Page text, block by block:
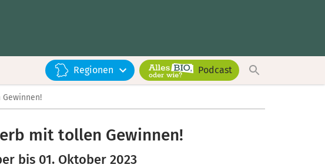
Regionen Podcast
mit tollen Gewinnen!
bis 01. Oktober 2023